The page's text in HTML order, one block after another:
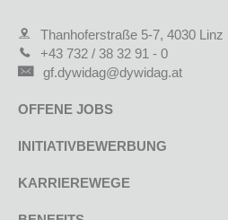
Thanhoferstraße 5-7, 4030 Linz
+43 732 / 38 32 91 - 0
gf.dywidag@dywidag.at
OFFENE JOBS
INITIATIVBEWERBUNG
KARRIEREWEGE